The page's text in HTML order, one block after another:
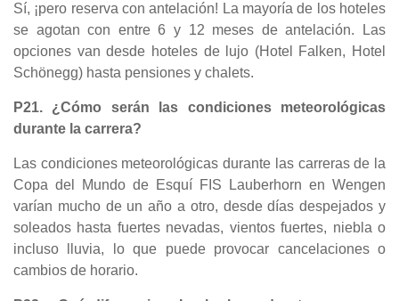
Sí, ¡pero reserva con antelación! La mayoría de los hoteles
se agotan con entre 6 y 12 meses de antelación. Las
opciones van desde hoteles de lujo (Hotel Falken, Hotel
Schönegg) hasta pensiones y chalets.
P21. ¿Cómo serán las condiciones meteorológicas
durante la carrera?
Las condiciones meteorológicas durante las carreras de la
Copa del Mundo de Esquí FIS Lauberhorn en Wengen
varían mucho de un año a otro, desde días despejados y
soleados hasta fuertes nevadas, vientos fuertes, niebla o
incluso lluvia, lo que puede provocar cancelaciones o
cambios de horario.